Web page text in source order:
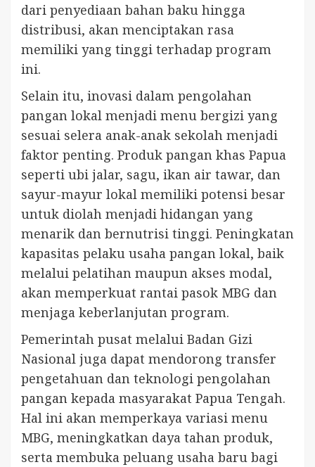
dari penyediaan bahan baku hingga
distribusi, akan menciptakan rasa
memiliki yang tinggi terhadap program
ini.
Selain itu, inovasi dalam pengolahan
pangan lokal menjadi menu bergizi yang
sesuai selera anak-anak sekolah menjadi
faktor penting. Produk pangan khas Papua
seperti ubi jalar, sagu, ikan air tawar, dan
sayur-mayur lokal memiliki potensi besar
untuk diolah menjadi hidangan yang
menarik dan bernutrisi tinggi. Peningkatan
kapasitas pelaku usaha pangan lokal, baik
melalui pelatihan maupun akses modal,
akan memperkuat rantai pasok MBG dan
menjaga keberlanjutan program.
Pemerintah pusat melalui Badan Gizi
Nasional juga dapat mendorong transfer
pengetahuan dan teknologi pengolahan
pangan kepada masyarakat Papua Tengah.
Hal ini akan memperkaya variasi menu
MBG, meningkatkan daya tahan produk,
serta membuka peluang usaha baru bagi